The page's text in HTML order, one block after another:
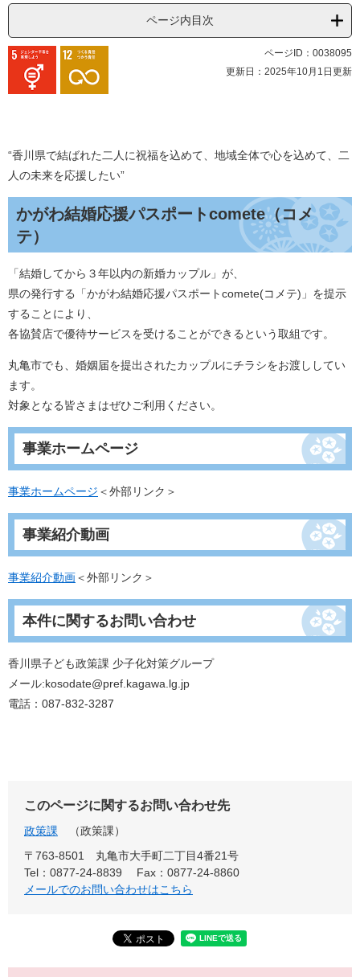
ページ内目次
ページID：0038095
更新日：2025年10月1日更新
“香川県で結ばれた二人に祝福を込めて、地域全体で心を込めて、二
人の未来を応援したい”
かがわ結婚応援パスポートcomete（コメ
テ）
「結婚してから３年以内の新婚カップル」が、
県の発行する「かがわ結婚応援パスポートcomete(コメテ)」を提示
することにより、
各協賛店で優待サービスを受けることができるという取組です。
丸亀市でも、婚姻届を提出されたカップルにチラシをお渡ししてい
ます。
対象となる皆さまはぜひご利用ください。
事業ホームページ
事業ホームページ ＜外部リンク＞
事業紹介動画
事業紹介動画＜外部リンク＞
本件に関するお問い合わせ
香川県子ども政策課 少子化対策グループ
メール:kosodate@pref.kagawa.lg.jp
電話：087-832-3287
このページに関するお問い合わせ先
政策課
政策課
〒763-8501 丸亀市大手町二丁目4番21号
Tel：0877-24-8839
Fax：0877-24-8860
メールでのお問い合わせはこちら